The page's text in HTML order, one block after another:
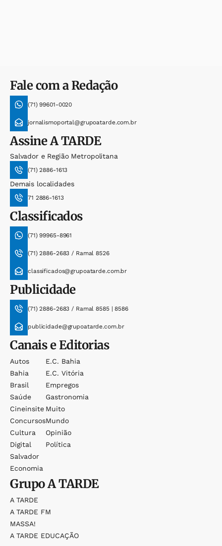
Fale com a Redação
(71) 99601-0020
jornalismoportal@grupoatarde.com.br
AssineA TARDE
Salvador e Região Metropolitana
(71) 2886-1613
Demais localidades
71 2886-1613
Classificados
(71) 99965-8961
(71) 2886-2683 / Ramal 8526
classificados@grupoatarde.com.br
Publicidade
(71) 2886-2683 / Ramal 8585 | 8586
publicidade@grupoatarde.com.br
Canais e Editorias
Autos
Bahia
Brasil
Saúde
Cineinsite
Concursos
Cultura
Digital
Salvador
Economia
E.c. Bahia
E.c. Vitória
Empregos
Gastronomia
Muito
Mundo
Opinião
Política
GrupoA TARDE
A TARDE
A TARDE FM
MASSA!
A TARDE EDUCAÇÃO